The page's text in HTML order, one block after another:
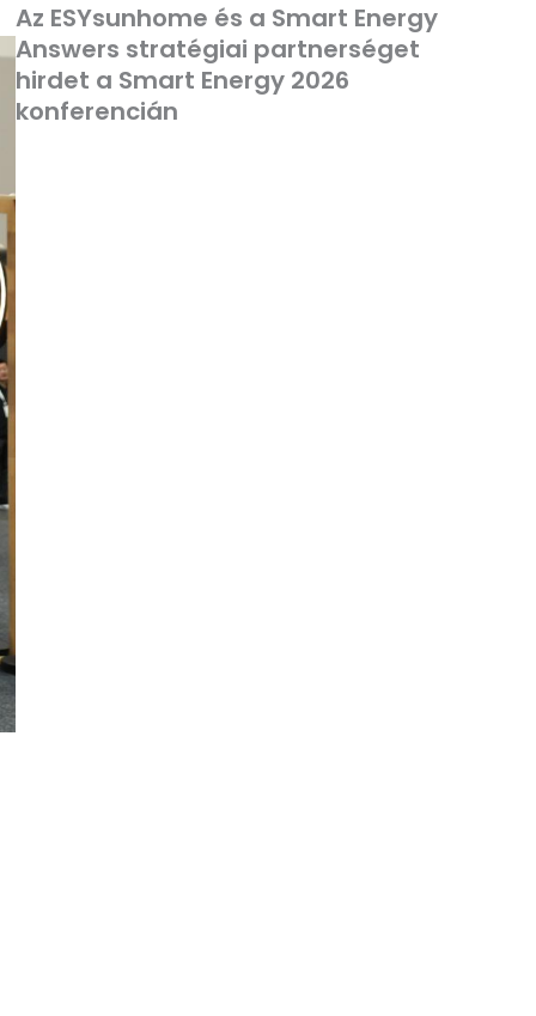
Az ESYsunhome és a Smart Energy
Answers stratégiai partnerséget
hirdet a Smart Energy 2026
konferencián